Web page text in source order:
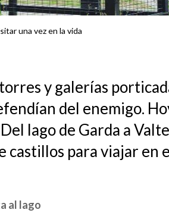
una vez en la vida
y galerías
del enemigo.
lago de Garda a
castillos para viajar en
al lago